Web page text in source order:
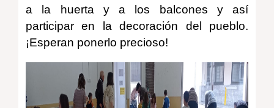
a la huerta y a los balcones y así
participar en la decoración del pueblo.
¡Esperan ponerlo precioso!